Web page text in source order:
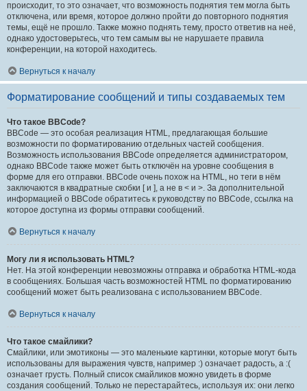
происходит, то это означает, что возможность поднятия тем могла быть
отключена, или время, которое должно пройти до повторного поднятия
темы, ещё не прошло. Также можно поднять тему, просто ответив на неё,
однако удостоверьтесь, что тем самым вы не нарушаете правила
конференции, на которой находитесь.
Вернуться к началу
Форматирование сообщений и типы создаваемых тем
Что такое BBCode?
BBCode — это особая реализация HTML, предлагающая большие
возможности по форматированию отдельных частей сообщения.
Возможность использования BBCode определяется администратором,
однако BBCode также может быть отключён на уровне сообщения в
форме для его отправки. BBCode очень похож на HTML, но теги в нём
заключаются в квадратные скобки [ и ], а не в < и >. За дополнительной
информацией о BBCode обратитесь к руководству по BBCode, ссылка на
которое доступна из формы отправки сообщений.
Вернуться к началу
Могу ли я использовать HTML?
Нет. На этой конференции невозможны отправка и обработка HTML-кода
в сообщениях. Большая часть возможностей HTML по форматированию
сообщений может быть реализована с использованием BBCode.
Вернуться к началу
Что такое смайлики?
Смайлики, или эмотиконы — это маленькие картинки, которые могут быть
использованы для выражения чувств, например :) означает радость, а :(
означает грусть. Полный список смайликов можно увидеть в форме
создания сообщений. Только не перестарайтесь, используя их: они легко